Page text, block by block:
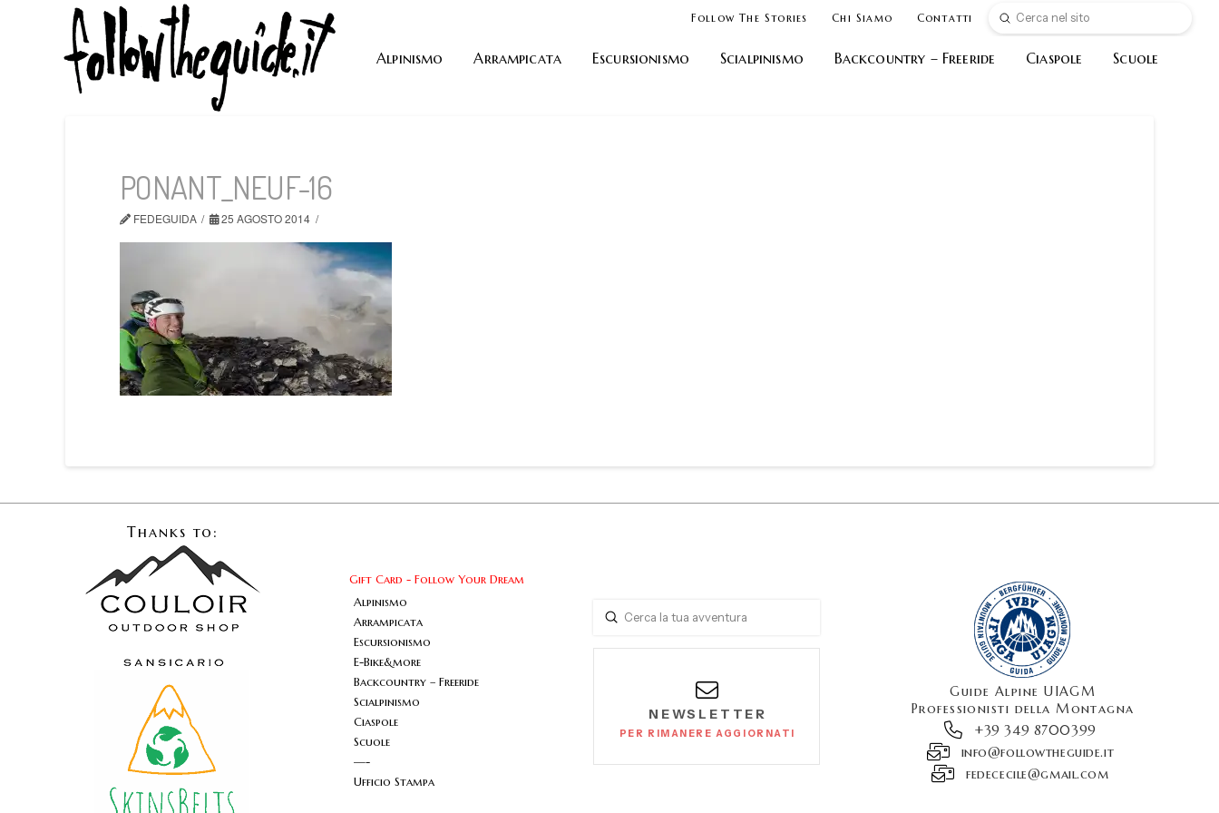
Follow The Stories Chi Siamo Contatti Search
Submit
Alpinismo Arrampicata Escursionismo Scialpinismo Backcountry – Freeride Ciaspole Scuole
PONANT_NEUF-16
FEDEGUIDA 25 AGOSTO 2014
Thanks to:
Gift Card - Follow Your Dream
Alpinismo
Arrampicata
Escursionismo
E-Bike&more
Backcountry – Freeride
Scialpinismo
Ciaspole
Scuole
—-
Ufficio Stampa
Search
Submit
NEWSLETTER
PER RIMANERE AGGIORNATI
Guide Alpine UIAGM
Professionisti della Montagna
+39 349 8700399
info@followtheguide.it
fedececile@gmail.com